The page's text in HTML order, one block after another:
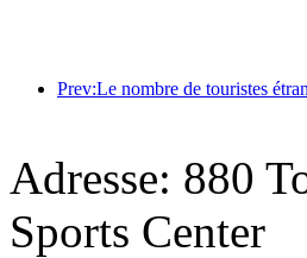
Adresse: 880
Sports Center